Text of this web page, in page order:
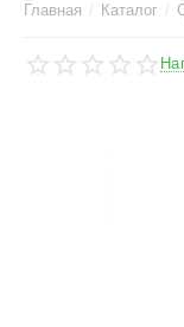
Главная / Каталог /